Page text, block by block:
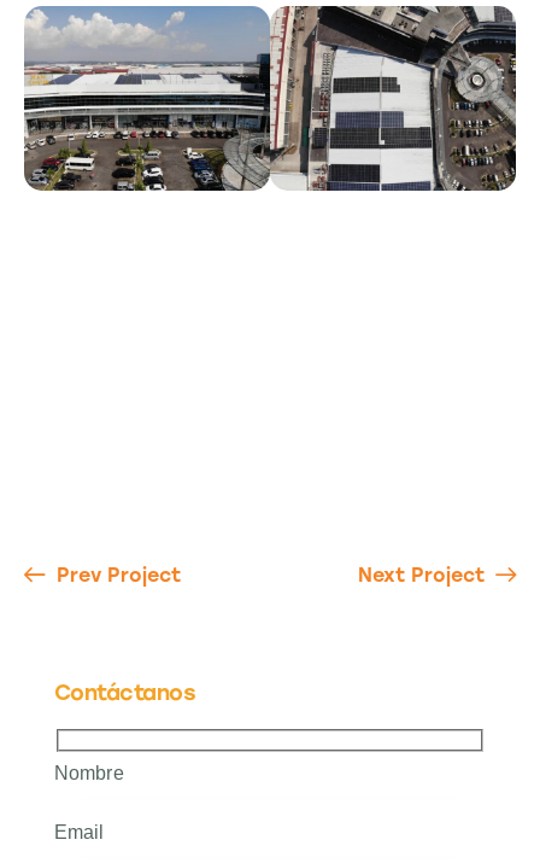
Prev Project Next Project
Contáctanos